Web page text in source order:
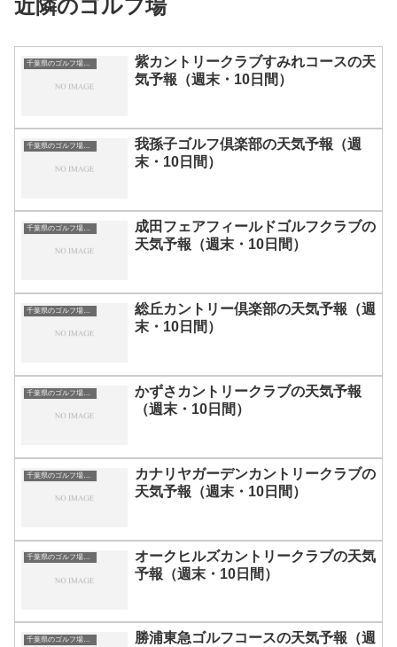
近隣のゴルフ場
千葉県のゴルフ場一覧｜距離が長い・広いゴルフ場ランキング
紫カントリークラブすみれコースの天
気予報（週末・10日間）
千葉県のゴルフ場一覧｜距離が長い・広いゴルフ場ランキング
我孫子ゴルフ倶楽部の天気予報（週
末・10日間）
千葉県のゴルフ場一覧｜距離が長い・広いゴルフ場ランキング
成田フェアフィールドゴルフクラブの
天気予報（週末・10日間）
千葉県のゴルフ場一覧｜距離が長い・広いゴルフ場ランキング
総丘カントリー倶楽部の天気予報（週
末・10日間）
千葉県のゴルフ場一覧｜距離が長い・広いゴルフ場ランキング
かずさカントリークラブの天気予報
（週末・10日間）
千葉県のゴルフ場一覧｜距離が長い・広いゴルフ場ランキング
カナリヤガーデンカントリークラブの
天気予報（週末・10日間）
千葉県のゴルフ場一覧｜距離が長い・広いゴルフ場ランキング
オークヒルズカントリークラブの天気
予報（週末・10日間）
千葉県のゴルフ場一覧｜距離が長い・広いゴルフ場ランキング
勝浦東急ゴルフコースの天気予報（週